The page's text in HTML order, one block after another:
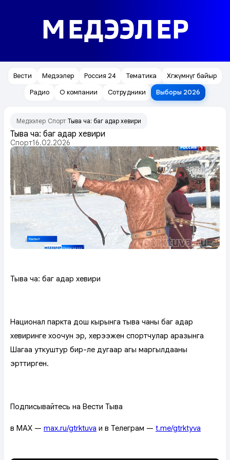
МЕДЭЭЛЕР
Вести Медээлер Россия 24 Тематика
Хөгжүмнүг байыр
Радио
О компании Сотрудники Выборы 2026
Медээлер Спорт Тыва ча: баг адар хевири
Тыва ча: баг адар хевири
Спорт16.02.2026
Тыва ча: баг адар хевири
Национал паркта дош кырынга тыва чаның баг адар
хевиринге хоочун эр, херээжен спортчулар аразынга
Шагаа уткуштур бир-ле дугаар аңгы маргылдааны
эрттирген.
Подписывайтесь на Вести Тыва
в MAX — max.ru/gtrktuva и в Телеграм — t.me/gtrktyva